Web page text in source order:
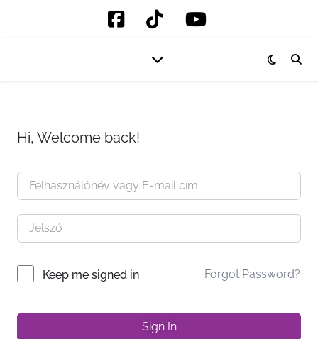
Hi, Welcome back!
Keep me signed in Forgot Password?
Sign In